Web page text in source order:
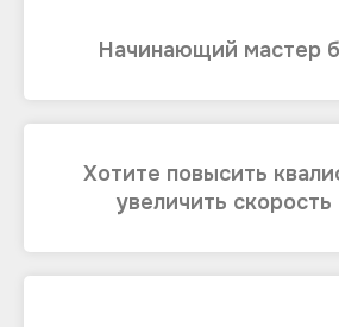
Начинающий мастер
Хотите повысить
увеличить